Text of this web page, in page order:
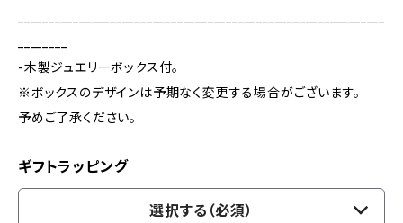
-木製ジュエリーボックス付。
※ボックスのデザインは予期なく変更する場合がございます。
予めご了承ください。
ギフトラッピング
選択する（必須）